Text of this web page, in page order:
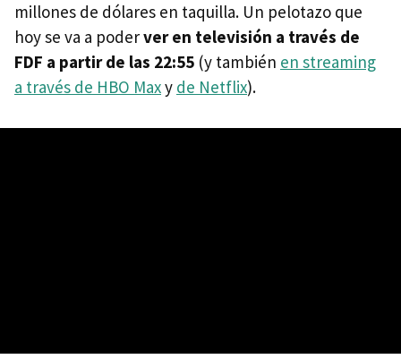
millones de dólares en taquilla. Un pelotazo que
hoy se va a poderver en televisión a través de
FDF a partir de las 22:55 (y también en streaming
a través de HBO Maxy de Netflix).